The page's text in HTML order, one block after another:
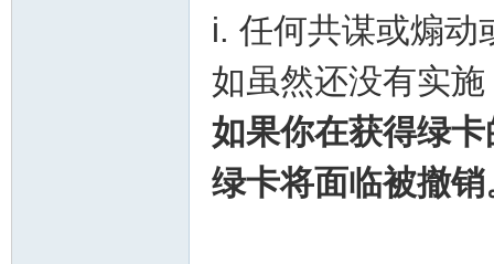
i. 任何共谋或煽动
如虽然还没有实
如果你在获得绿
绿卡将面临被撤销